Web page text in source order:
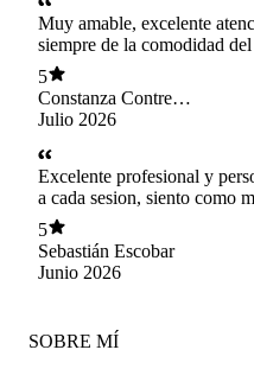
Muy amable, excelente
siempre de la comodidad
recomendado.
5
Constanza Contreras
Vargas
Julio 2026
Excelente profesional y
a cada sesion, siento como
5
Sebastián Escobar
Junio 2026
SOBRE MÍ